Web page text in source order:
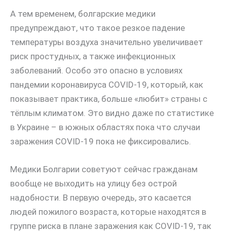
А тем временем, болгарские медики
предупреждают, что такое резкое падение
температуры воздуха значительно увеличивает
риск простудных, а также инфекционных
заболеваний. Особо это опасно в условиях
пандемии коронавируса COVID-19, который, как
показывает практика, больше «любит» страны с
тёплым климатом. Это видно даже по статистике
в Украине – в южных областях пока что случаи
заражения COVID-19 пока не фиксировались.
Медики Болгарии советуют сейчас гражданам
вообще не выходить на улицу без острой
надобности. В первую очередь, это касается
людей пожилого возраста, которые находятся в
группе риска в плане заражения как COVID-19, так